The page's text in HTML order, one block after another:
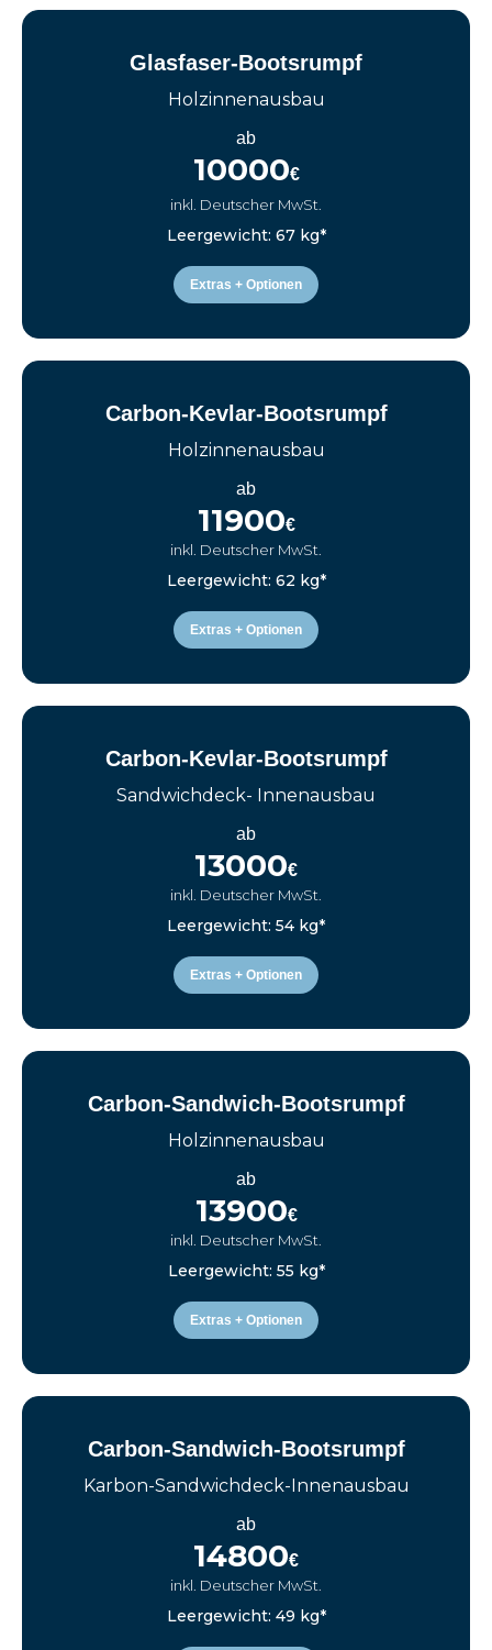
Glasfaser-Bootsrumpf
Holzinnenausbau
ab
10000€
inkl. Deutscher MwSt.
Leergewicht: 67 kg*
Extras + Optionen
Carbon-Kevlar-Bootsrumpf
Holzinnenausbau
ab
11900€
inkl. Deutscher MwSt.
Leergewicht: 62 kg*
Extras + Optionen
Carbon-Kevlar-Bootsrumpf
Sandwichdeck- Innenausbau
ab
13000€
inkl. Deutscher MwSt.
Leergewicht: 54 kg*
Extras + Optionen
Carbon-Sandwich-Bootsrumpf
Holzinnenausbau
ab
13900€
inkl. Deutscher MwSt.
Leergewicht: 55 kg*
Extras + Optionen
Carbon-Sandwich-Bootsrumpf
Karbon-Sandwichdeck-Innenausbau
ab
14800€
inkl. Deutscher MwSt.
Leergewicht: 49 kg*